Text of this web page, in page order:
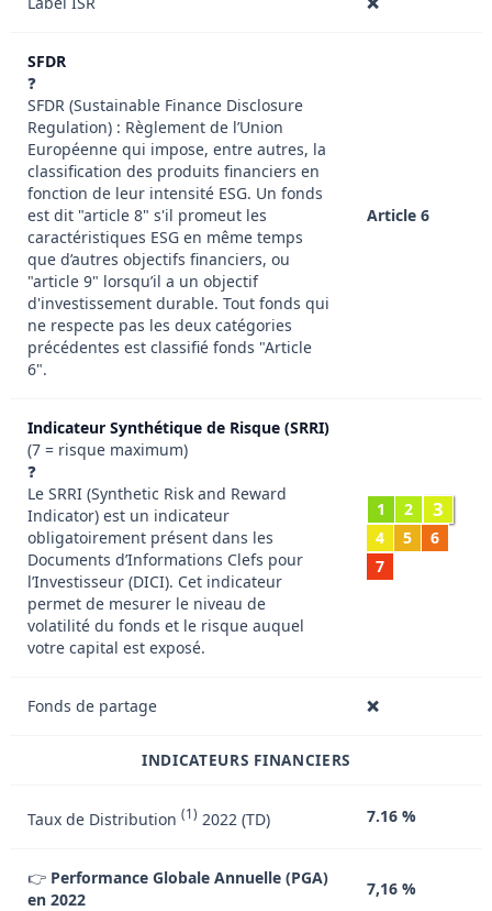
SFDR
❓
SFDR (Sustainable Finance Disclosure
Regulation) : Règlement de l’Union
Européenne qui impose, entre autres, la
classification des produits financiers en
fonction de leur intensité ESG. Un fonds
est dit "article 8" s'il promeut les
caractéristiques ESG en même temps
que d’autres objectifs financiers, ou
"article 9" lorsqu’il a un objectif
d'investissement durable. Tout fonds qui
ne respecte pas les deux catégories
précédentes est classifié fonds "Article
6".
Article 6
Indicateur Synthétique de Risque (SRRI)
(7 = risque maximum)
❓
Le SRRI (Synthetic Risk and Reward
Indicator) est un indicateur
obligatoirement présent dans les
Documents d’Informations Clefs pour
l’Investisseur (DICI). Cet indicateur
permet de mesurer le niveau de
volatilité du fonds et le risque auquel
votre capital est exposé.
1 2 3
4 5
6
7
Fonds de partage ❌
INDICATEURS FINANCIERS
Taux de Distribution (1) 2022 (TD) 7.16 %
👉 Performance Globale Annuelle (PGA)
en 2022
7,16 %